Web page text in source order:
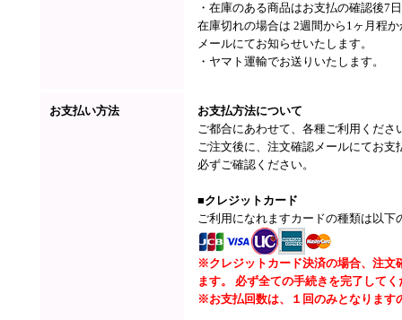
・在庫のある商品はお支払の確認後7
在庫切れの場合は 2週間から1ヶ月程
メールにてお知らせいたします。
・ヤマト運輸でお送りいたします。
お支払い方法
お支払方法について
ご都合にあわせて、各種ご利用くださ
ご注文後に、注文確認メールにてお
必ずご確認ください。
■クレジットカード
ご利用になれますカードの種類は以下
※クレジットカード決済の場合、注文
ます。 必ず全ての手続きを完了してく
※お支払回数は、１回のみとなります